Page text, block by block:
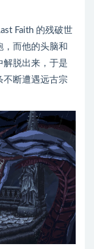
Faith 的残破世
，而他的头脑和
解脱出来，于是
不断遭遇远古宗